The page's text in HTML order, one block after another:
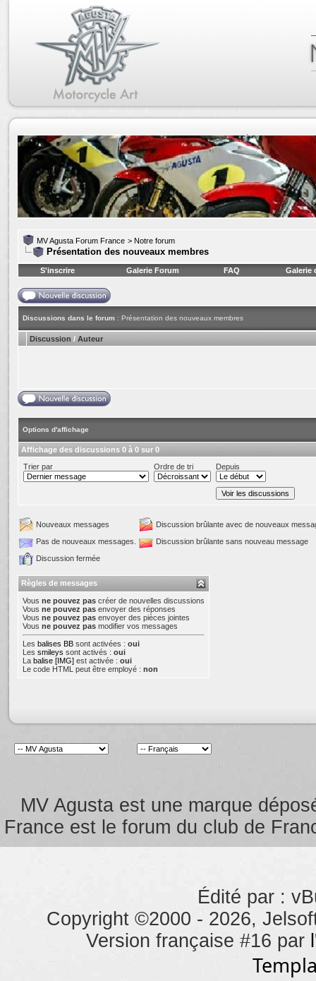
MV Agusta Forum France > Notre forum
Présentation des nouveaux membres
S'inscrire Galerie Forum FAQ Galerie
Discussions dans le forum : Présentation des nouveaux membres
Discussion / Auteur
Options d'affichage
Affichage des discussions 0 à 0 sur 0
Trier par
Ordre de tri Depuis
Nouveaux messages
Discussion brûlante avec de nouveaux
Pas de nouveaux messages.
Discussion brûlante sans nouveau message
Discussion fermée
Règles de messages
Vous ne pouvez pas créer de nouvelles discussions
Vous ne pouvez pas envoyer des réponses
Vous ne pouvez pas envoyer des pièces jointes
Vous ne pouvez pas modifier vos messages
Les balises BB sont activées : oui
Les smileys sont activés : oui
La balise [IMG] est activée : oui
Le code HTML peut être employé : non
MV Agusta est une marque
France est le forum du club de
Édité par :
Copyright ©2000 - 2026,
Version française #16 par